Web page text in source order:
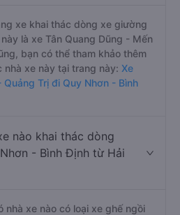
xe khai thác dòng xe giường
là xe Tân Quang Dũng - Mến
bạn có thể tham khảo thêm
xe này tại trang này: Xe
Trị đi Quy Nhơn - Bình
nào khai thác dòng
- Bình Định từ Hải
nhà xe nào có loại xe ghế ngồi